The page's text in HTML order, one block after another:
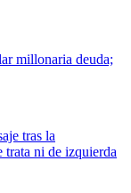
millonaria deuda;
tras la
trata ni de izquierda